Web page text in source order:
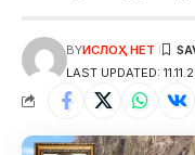
LAST UPDATED:
BYИСЛОҲ НЕТ